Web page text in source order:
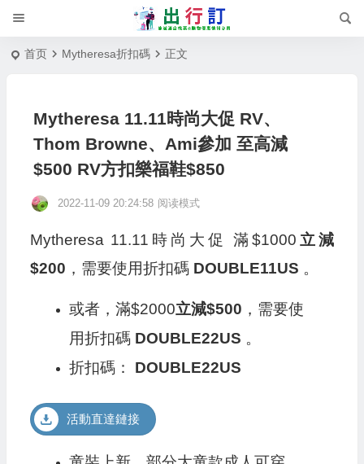
首页 Mytheresa折扣碼 正文
Mytheresa 11.11時尚大促 RV、
Thom Browne、Ami參加 至高減
$500 RV方扣樂福鞋$850
2022-11-09 20:24:58 阅读模式
Mytheresa 11.11時尚大促 滿$1000 立減
$200 ，需要使用折扣碼 DOUBLE11US 。
或者，滿$2000立減$500 ，需要使
用折扣碼 DOUBLE22US 。
折扣碼： DOUBLE22US
活動直達鏈接